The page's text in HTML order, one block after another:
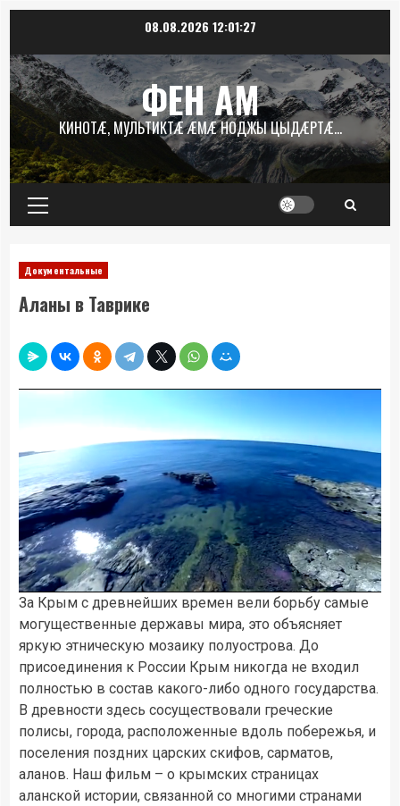
содержимому
08.08.2026 12:01:27
ФЕН АМ
КИНОТÆ, МУЛЬТИКТÆ ÆМÆ НОДЖЫ ЦЫДÆРТÆ…
Основное
меню
Документальные
Аланы в Таврике
0:21 - 37:27
За Крым с древнейших времен вели борьбу самые
могущественные державы мира, это объясняет
яркую этническую мозаику полуострова. До
присоединения к России Крым никогда не входил
полностью в состав какого-либо одного государства.
В древности здесь сосуществовали греческие
полисы, города, расположенные вдоль побережья, и
поселения поздних царских скифов, сарматов,
аланов. Наш фильм – о крымских страницах
аланской истории, связанной со многими странами